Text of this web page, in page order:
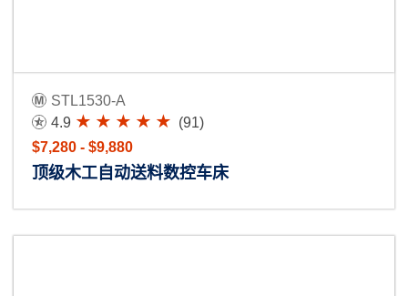
STL1530-A
4.9
(91)
$7,280 - $9,880
顶级木工自动送料数控车床